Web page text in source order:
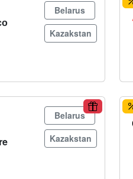
Belarus
Kazakstan
Belarus
Kazakstan